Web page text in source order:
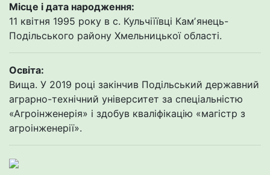
Місце і дата народження:
11 квітня 1995 року в с. Кульчіїївці Камʼянець-
Подільського району Хмельницької області.
Освіта:
Вища. У 2019 році закінчив Подільський державний
аграрно-технічний університет за спеціальністю
«Агроінженерія» і здобув кваліфікацію «магістр з
агроінженерії».